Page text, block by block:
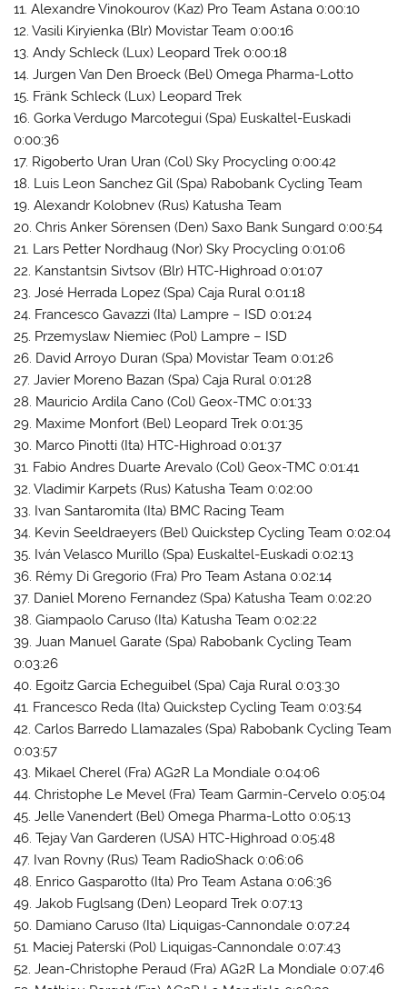
11. Alexandre Vinokourov (Kaz) Pro Team Astana 0:00:10
12. Vasili Kiryienka (Blr) Movistar Team 0:00:16
13. Andy Schleck (Lux) Leopard Trek 0:00:18
14. Jurgen Van Den Broeck (Bel) Omega Pharma-Lotto
15. Fränk Schleck (Lux) Leopard Trek
16. Gorka Verdugo Marcotegui (Spa) Euskaltel-Euskadi
0:00:36
17. Rigoberto Uran Uran (Col) Sky Procycling 0:00:42
18. Luis Leon Sanchez Gil (Spa) Rabobank Cycling Team
19. Alexandr Kolobnev (Rus) Katusha Team
20. Chris Anker Sörensen (Den) Saxo Bank Sungard 0:00:54
21. Lars Petter Nordhaug (Nor) Sky Procycling 0:01:06
22. Kanstantsin Sivtsov (Blr) HTC-Highroad 0:01:07
23. José Herrada Lopez (Spa) Caja Rural 0:01:18
24. Francesco Gavazzi (Ita) Lampre – ISD 0:01:24
25. Przemyslaw Niemiec (Pol) Lampre – ISD
26. David Arroyo Duran (Spa) Movistar Team 0:01:26
27. Javier Moreno Bazan (Spa) Caja Rural 0:01:28
28. Mauricio Ardila Cano (Col) Geox-TMC 0:01:33
29. Maxime Monfort (Bel) Leopard Trek 0:01:35
30. Marco Pinotti (Ita) HTC-Highroad 0:01:37
31. Fabio Andres Duarte Arevalo (Col) Geox-TMC 0:01:41
32. Vladimir Karpets (Rus) Katusha Team 0:02:00
33. Ivan Santaromita (Ita) BMC Racing Team
34. Kevin Seeldraeyers (Bel) Quickstep Cycling Team 0:02:04
35. Iván Velasco Murillo (Spa) Euskaltel-Euskadi 0:02:13
36. Rémy Di Gregorio (Fra) Pro Team Astana 0:02:14
37. Daniel Moreno Fernandez (Spa) Katusha Team 0:02:20
38. Giampaolo Caruso (Ita) Katusha Team 0:02:22
39. Juan Manuel Garate (Spa) Rabobank Cycling Team
0:03:26
40. Egoitz Garcia Echeguibel (Spa) Caja Rural 0:03:30
41. Francesco Reda (Ita) Quickstep Cycling Team 0:03:54
42. Carlos Barredo Llamazales (Spa) Rabobank Cycling Team
0:03:57
43. Mikael Cherel (Fra) AG2R La Mondiale 0:04:06
44. Christophe Le Mevel (Fra) Team Garmin-Cervelo 0:05:04
45. Jelle Vanendert (Bel) Omega Pharma-Lotto 0:05:13
46. Tejay Van Garderen (USA) HTC-Highroad 0:05:48
47. Ivan Rovny (Rus) Team RadioShack 0:06:06
48. Enrico Gasparotto (Ita) Pro Team Astana 0:06:36
49. Jakob Fuglsang (Den) Leopard Trek 0:07:13
50. Damiano Caruso (Ita) Liquigas-Cannondale 0:07:24
51. Maciej Paterski (Pol) Liquigas-Cannondale 0:07:43
52. Jean-Christophe Peraud (Fra) AG2R La Mondiale 0:07:46